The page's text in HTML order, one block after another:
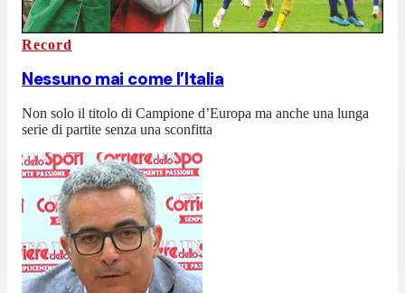
Record
Nessuno mai come l’Italia
Non solo il titolo di Campione d’Europa ma anche una lunga
serie di partite senza una sconfitta